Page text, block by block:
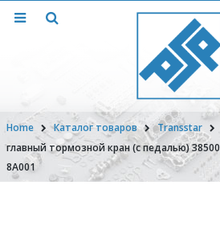
Home Каталог товаров
Transstar
главный тормозной кран (с педалью)
8A001